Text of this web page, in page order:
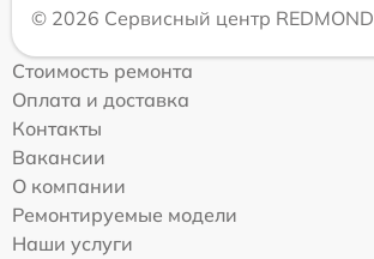
© 2026 Сервисный центр REDMOND
Стоимость ремонта
Оплата и доставка
Контакты
Вакансии
О компании
Ремонтируемые модели
Наши услуги